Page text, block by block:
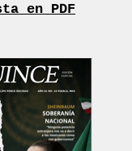
en PDF